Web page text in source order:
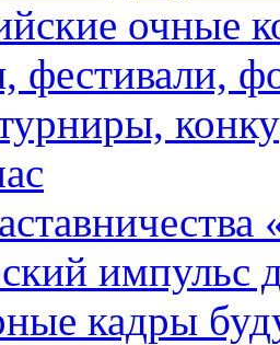
очные
фестивали,
импульс
кадры